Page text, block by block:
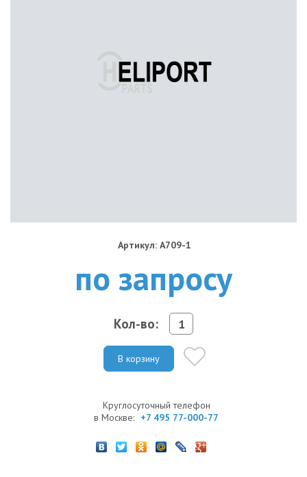
Артикул: A709-1
по запросу
Кол-во:
В корзину
Круглосуточный телефон
в Москве: +7 495 77-000-77